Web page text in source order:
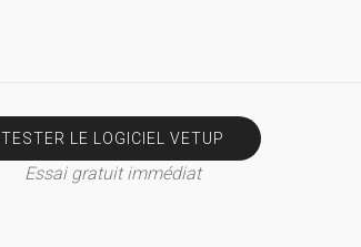
TESTER LE LOGICIEL VETUP
Essai gratuit immédiat